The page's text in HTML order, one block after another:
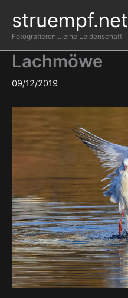
Inhalt
springen
struempf.net
Fotografieren... eine Leidenschaft
Lachmöwe
09/12/2019